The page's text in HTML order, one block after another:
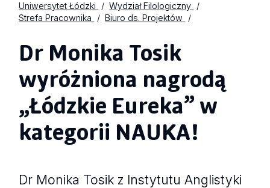
Uniwersytet Łódzki
Wydział Filologiczny
Strefa Pracownika
Biuro ds. Projektów
Dr Monika Tosik
wyróżniona nagrodą
„Łódzkie Eureka” w
kategorii NAUKA!
Dr Monika Tosik z Instytutu Anglistyki